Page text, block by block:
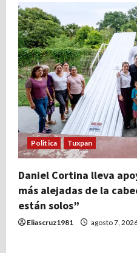
Politica Tuxpan
Daniel Cortina lleva
más alejadas de la
están solos”
Eliascruz1981 agosto 7,